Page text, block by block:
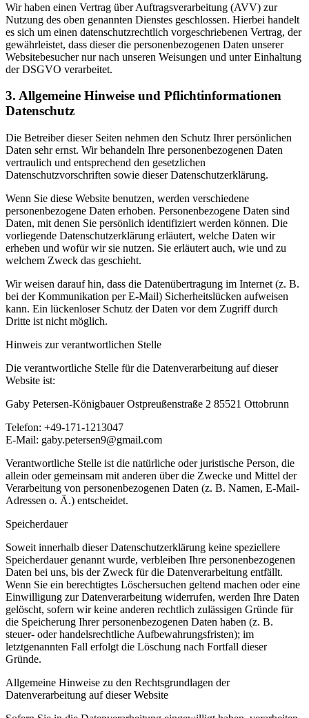
Wir haben einen Vertrag über Auftragsverarbeitung (AVV) zur
Nutzung des oben genannten Dienstes geschlossen. Hierbei handelt
es sich um einen datenschutzrechtlich vorgeschriebenen Vertrag, der
gewährleistet, dass dieser die personenbezogenen Daten unserer
Websitebesucher nur nach unseren Weisungen und unter Einhaltung
der DSGVO verarbeitet.
3. Allgemeine Hinweise und Pflichtinformationen
Datenschutz
Die Betreiber dieser Seiten nehmen den Schutz Ihrer persönlichen
Daten sehr ernst. Wir behandeln Ihre personenbezogenen Daten
vertraulich und entsprechend den gesetzlichen
Datenschutzvorschriften sowie dieser Datenschutzerklärung.
Wenn Sie diese Website benutzen, werden verschiedene
personenbezogene Daten erhoben. Personenbezogene Daten sind
Daten, mit denen Sie persönlich identifiziert werden können. Die
vorliegende Datenschutzerklärung erläutert, welche Daten wir
erheben und wofür wir sie nutzen. Sie erläutert auch, wie und zu
welchem Zweck das geschieht.
Wir weisen darauf hin, dass die Datenübertragung im Internet (z. B.
bei der Kommunikation per E-Mail) Sicherheitslücken aufweisen
kann. Ein lückenloser Schutz der Daten vor dem Zugriff durch
Dritte ist nicht möglich.
Hinweis zur verantwortlichen Stelle
Die verantwortliche Stelle für die Datenverarbeitung auf dieser
Website ist:
Gaby Petersen-Königbauer Ostpreußenstraße 2 85521 Ottobrunn
Telefon: +49-171-1213047
E-Mail: gaby.petersen9@gmail.com
Verantwortliche Stelle ist die natürliche oder juristische Person, die
allein oder gemeinsam mit anderen über die Zwecke und Mittel der
Verarbeitung von personenbezogenen Daten (z. B. Namen, E-Mail-
Adressen o. Ä.) entscheidet.
Speicherdauer
Soweit innerhalb dieser Datenschutzerklärung keine speziellere
Speicherdauer genannt wurde, verbleiben Ihre personenbezogenen
Daten bei uns, bis der Zweck für die Datenverarbeitung entfällt.
Wenn Sie ein berechtigtes Löschersuchen geltend machen oder eine
Einwilligung zur Datenverarbeitung widerrufen, werden Ihre Daten
gelöscht, sofern wir keine anderen rechtlich zulässigen Gründe für
die Speicherung Ihrer personenbezogenen Daten haben (z. B.
steuer- oder handelsrechtliche Aufbewahrungsfristen); im
letztgenannten Fall erfolgt die Löschung nach Fortfall dieser
Gründe.
Allgemeine Hinweise zu den Rechtsgrundlagen der
Datenverarbeitung auf dieser Website